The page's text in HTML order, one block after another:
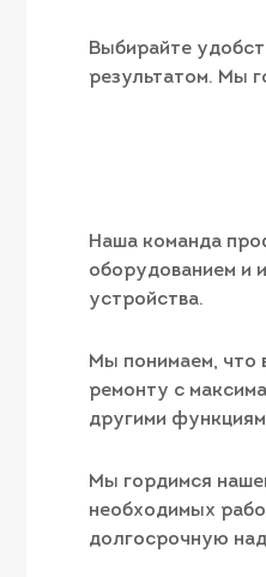
Выбирайте
результатом. Мы
Наша команда
оборудованием и
устройства.
Мы понимаем, что
ремонту с
другими
Мы гордимся
необходимых
долгосрочную